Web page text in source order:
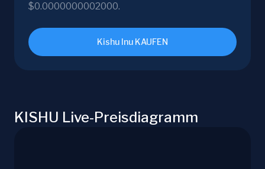
$0.0000000002000.
Kishu Inu KAUFEN
KISHU Live-Preisdiagramm